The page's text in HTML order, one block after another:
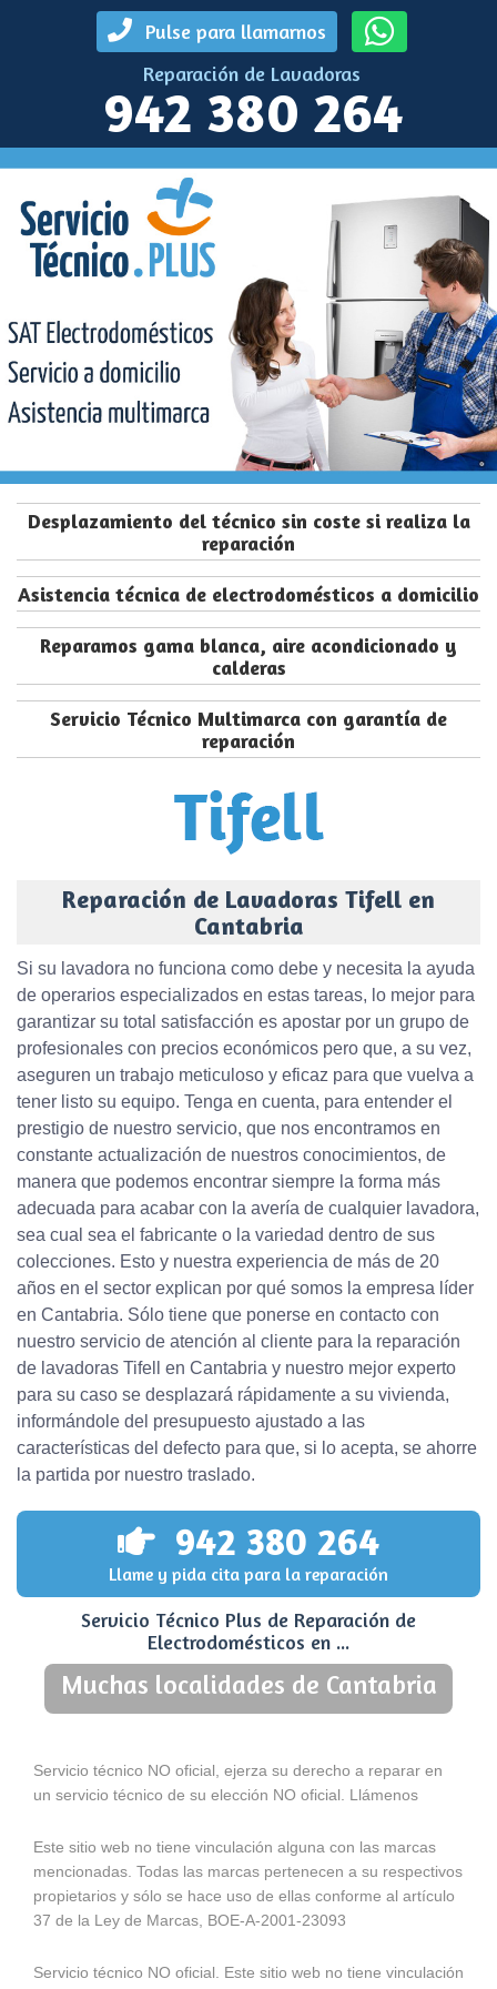
Pulse para llamarnos
Reparación de Lavadoras
942 380 264
Desplazamiento del técnico sin coste si realiza la
reparación
Asistencia técnica de electrodomésticos a domicilio
Reparamos gama blanca, aire acondicionado y
calderas
Servicio Técnico Multimarca con garantía de
reparación
Reparación de Lavadoras Tifell en
Cantabria
Si su lavadora no funciona como debe y necesita la ayuda
de operarios especializados en estas tareas, lo mejor para
garantizar su total satisfacción es apostar por un grupo de
profesionales con precios económicos pero que, a su vez,
aseguren un trabajo meticuloso y eficaz para que vuelva a
tener listo su equipo. Tenga en cuenta, para entender el
prestigio de nuestro servicio, que nos encontramos en
constante actualización de nuestros conocimientos, de
manera que podemos encontrar siempre la forma más
adecuada para acabar con la avería de cualquier lavadora,
sea cual sea el fabricante o la variedad dentro de sus
colecciones. Esto y nuestra experiencia de más de 20
años en el sector explican por qué somos la empresa líder
en Cantabria. Sólo tiene que ponerse en contacto con
nuestro servicio de atención al cliente para la reparación
de lavadoras Tifell en Cantabria y nuestro mejor experto
para su caso se desplazará rápidamente a su vivienda,
informándole del presupuesto ajustado a las
características del defecto para que, si lo acepta, se ahorre
la partida por nuestro traslado.
942 380 264
Llame y pida cita para la reparación
Servicio Técnico Plus de Reparación de
Electrodomésticos en ...
Muchas localidades de Cantabria
Servicio técnico NO oficial, ejerza su derecho a reparar en
un servicio técnico de su elección NO oficial. Llámenos
Este sitio web no tiene vinculación alguna con las marcas
mencionadas. Todas las marcas pertenecen a su respectivos
propietarios y sólo se hace uso de ellas conforme al artículo
37 de la Ley de Marcas, BOE-A-2001-23093
Servicio técnico NO oficial. Este sitio web no tiene vinculación